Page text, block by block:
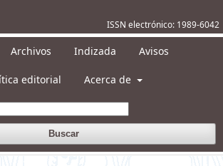
ISSN electrónico: 1989-6042
Archivos Indizada Avisos
editorial Acerca de
Buscar